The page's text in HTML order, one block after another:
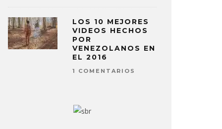
LOS 10 MEJORES
VIDEOS HECHOS
POR
VENEZOLANOS EN
EL 2016
1 COMENTARIOS